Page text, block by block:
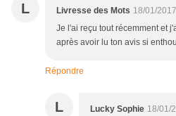
L Livresse des Mots 18/01/
Je l'ai reçu tout récemment et
après avoir lu ton avis si
Répondre
L Lucky Sophie 18/01/